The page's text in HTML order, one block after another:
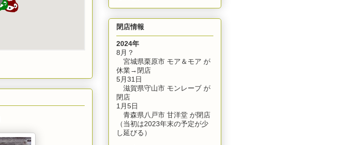
閉店情報
2024年
8月？
宮城県栗原市 モア＆モア が
休業→閉店
5月31日
滋賀県守山市 モンレーブ が
閉店
1月5日
青森県八戸市 甘洋堂 が閉店
（当初は2023年末の予定が少
し延びる）